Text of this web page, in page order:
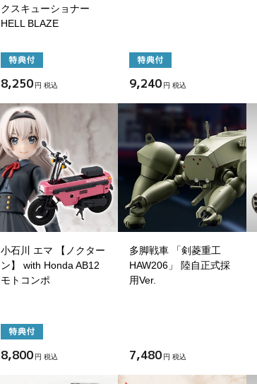
クスキューショナー
HELL BLAZE
8,250 円 税込 9,240 円 税込
小石川 エマ 【ノクター
ン】 with Honda AB12
モトコンポ
8,800 円 税込
多脚戦車 「剣菱重工
HAW206」 陸自正式採
用Ver.
7,480 円 税込